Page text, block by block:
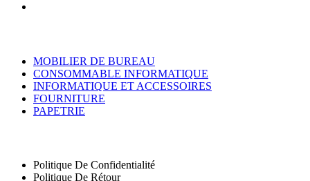
MOBILIER DE BUREAU
CONSOMMABLE INFORMATIQUE
INFORMATIQUE ET ACCESSOIRES
FOURNITURE
PAPETRIE
Politique De Confidentialité
Politique De Rétour